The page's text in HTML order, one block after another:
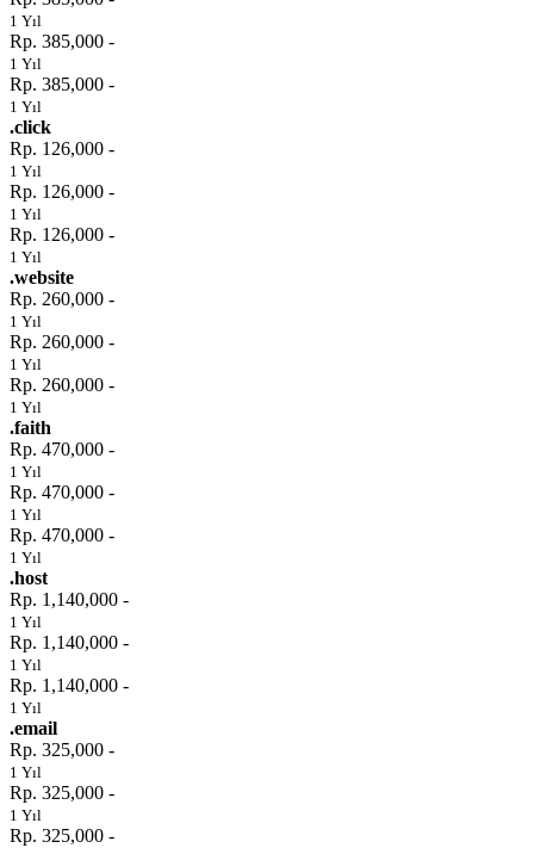
1 Yıl
Rp. 385,000 -
1 Yıl
Rp. 385,000 -
1 Yıl
.click
Rp. 126,000 -
1 Yıl
Rp. 126,000 -
1 Yıl
Rp. 126,000 -
1 Yıl
.website
Rp. 260,000 -
1 Yıl
Rp. 260,000 -
1 Yıl
Rp. 260,000 -
1 Yıl
.faith
Rp. 470,000 -
1 Yıl
Rp. 470,000 -
1 Yıl
Rp. 470,000 -
1 Yıl
.host
Rp. 1,140,000 -
1 Yıl
Rp. 1,140,000 -
1 Yıl
Rp. 1,140,000 -
1 Yıl
.email
Rp. 325,000 -
1 Yıl
Rp. 325,000 -
1 Yıl
Rp. 325,000 -